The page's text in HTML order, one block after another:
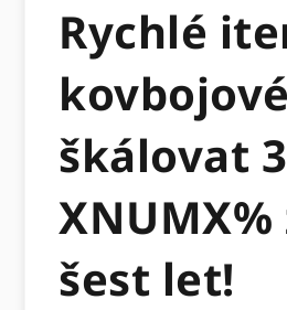
Rychlé
škálovat
XNUMX%
šest let!